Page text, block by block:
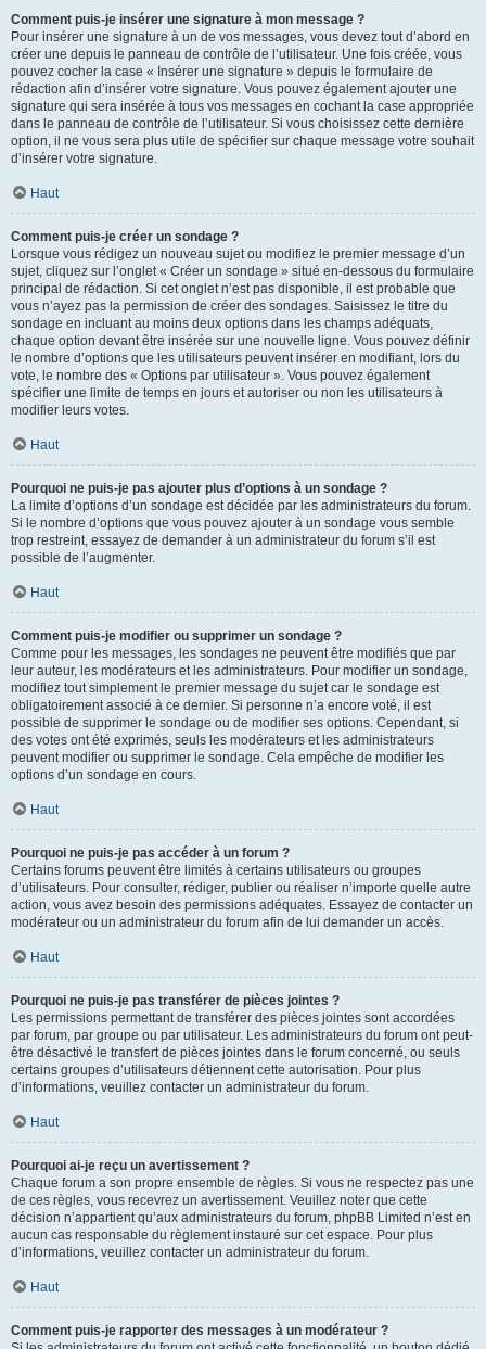
Comment puis-je insérer une signature à mon message ?
Pour insérer une signature à un de vos messages, vous devez tout d’abord en
créer une depuis le panneau de contrôle de l’utilisateur. Une fois créée, vous
pouvez cocher la case « Insérer une signature » depuis le formulaire de
rédaction afin d’insérer votre signature. Vous pouvez également ajouter une
signature qui sera insérée à tous vos messages en cochant la case appropriée
dans le panneau de contrôle de l’utilisateur. Si vous choisissez cette dernière
option, il ne vous sera plus utile de spécifier sur chaque message votre souhait
d’insérer votre signature.
Haut
Comment puis-je créer un sondage ?
Lorsque vous rédigez un nouveau sujet ou modifiez le premier message d’un
sujet, cliquez sur l’onglet « Créer un sondage » situé en-dessous du formulaire
principal de rédaction. Si cet onglet n’est pas disponible, il est probable que
vous n’ayez pas la permission de créer des sondages. Saisissez le titre du
sondage en incluant au moins deux options dans les champs adéquats,
chaque option devant être insérée sur une nouvelle ligne. Vous pouvez définir
le nombre d’options que les utilisateurs peuvent insérer en modifiant, lors du
vote, le nombre des « Options par utilisateur ». Vous pouvez également
spécifier une limite de temps en jours et autoriser ou non les utilisateurs à
modifier leurs votes.
Haut
Pourquoi ne puis-je pas ajouter plus d’options à un sondage ?
La limite d’options d’un sondage est décidée par les administrateurs du forum.
Si le nombre d’options que vous pouvez ajouter à un sondage vous semble
trop restreint, essayez de demander à un administrateur du forum s’il est
possible de l’augmenter.
Haut
Comment puis-je modifier ou supprimer un sondage ?
Comme pour les messages, les sondages ne peuvent être modifiés que par
leur auteur, les modérateurs et les administrateurs. Pour modifier un sondage,
modifiez tout simplement le premier message du sujet car le sondage est
obligatoirement associé à ce dernier. Si personne n’a encore voté, il est
possible de supprimer le sondage ou de modifier ses options. Cependant, si
des votes ont été exprimés, seuls les modérateurs et les administrateurs
peuvent modifier ou supprimer le sondage. Cela empêche de modifier les
options d’un sondage en cours.
Haut
Pourquoi ne puis-je pas accéder à un forum ?
Certains forums peuvent être limités à certains utilisateurs ou groupes
d’utilisateurs. Pour consulter, rédiger, publier ou réaliser n’importe quelle autre
action, vous avez besoin des permissions adéquates. Essayez de contacter un
modérateur ou un administrateur du forum afin de lui demander un accès.
Haut
Pourquoi ne puis-je pas transférer de pièces jointes ?
Les permissions permettant de transférer des pièces jointes sont accordées
par forum, par groupe ou par utilisateur. Les administrateurs du forum ont peut-
être désactivé le transfert de pièces jointes dans le forum concerné, ou seuls
certains groupes d’utilisateurs détiennent cette autorisation. Pour plus
d’informations, veuillez contacter un administrateur du forum.
Haut
Pourquoi ai-je reçu un avertissement ?
Chaque forum a son propre ensemble de règles. Si vous ne respectez pas une
de ces règles, vous recevrez un avertissement. Veuillez noter que cette
décision n’appartient qu’aux administrateurs du forum, phpBB Limited n’est en
aucun cas responsable du règlement instauré sur cet espace. Pour plus
d’informations, veuillez contacter un administrateur du forum.
Haut
Comment puis-je rapporter des messages à un modérateur ?